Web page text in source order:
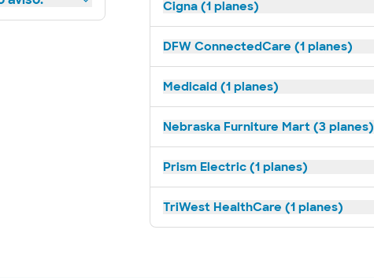
Cigna (1 planes)
DFW ConnectedCare (1 planes)
Medicaid (1 planes)
Nebraska Furniture Mart (3 planes)
Prism Electric (1 planes)
TriWest HealthCare (1 planes)